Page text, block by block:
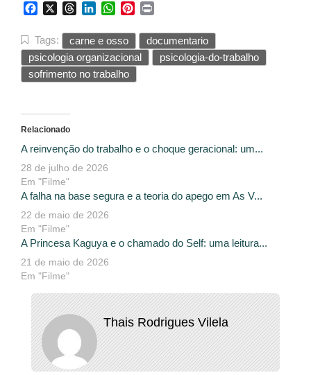
FacebookThreadsLinkedInWhatsApp
Pinterest
Tags: carne e osso
documentario
psicologia organizacional
psicologia-do-trabalho
sofrimento no trabalho
Relacionado
A reinvenção do trabalho e o choque geracional: um...
28 de julho de 2026
Em "Filme"
A falha na base segura e a teoria do apego em As V...
22 de maio de 2026
Em "Filme"
A Princesa Kaguya e o chamado do Self: uma leitura...
21 de maio de 2026
Em "Filme"
Thais Rodrigues Vilela